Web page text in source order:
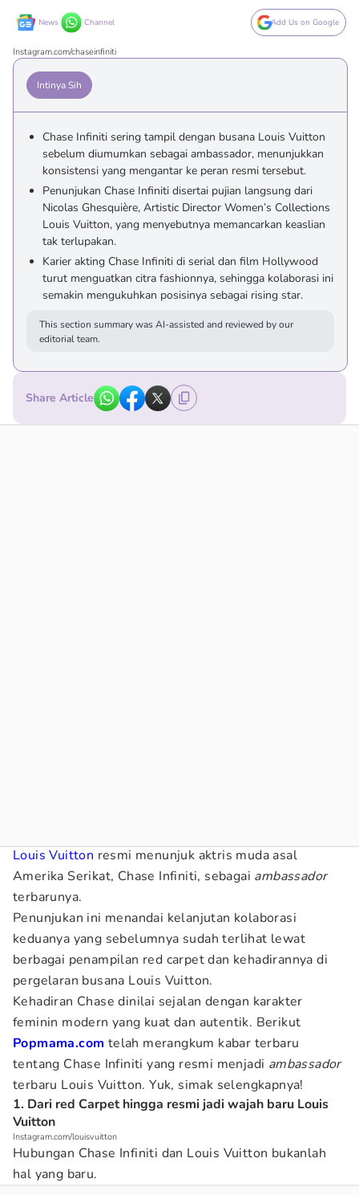
News Channel Add Us on Google
Instagram.com/chaseinfiniti
Intinya Sih
Chase Infiniti sering tampil dengan busana Louis Vuitton
sebelum diumumkan sebagai ambassador, menunjukkan
konsistensi yang mengantar ke peran resmi tersebut.
Penunjukan Chase Infiniti disertai pujian langsung dari
Nicolas Ghesquière, Artistic Director Women’s Collections
Louis Vuitton, yang menyebutnya memancarkan keaslian
tak terlupakan.
Karier akting Chase Infiniti di serial dan film Hollywood
turut menguatkan citra fashionnya, sehingga kolaborasi ini
semakin mengukuhkan posisinya sebagai rising star.
This section summary was AI-assisted and reviewed by our
editorial team.
Share Article
Louis Vuitton resmi menunjuk aktris muda asal
Amerika Serikat, Chase Infiniti, sebagai ambassador
terbarunya.
Penunjukan ini menandai kelanjutan kolaborasi
keduanya yang sebelumnya sudah terlihat lewat
berbagai penampilan red carpet dan kehadirannya di
pergelaran busana Louis Vuitton.
Kehadiran Chase dinilai sejalan dengan karakter
feminin modern yang kuat dan autentik. Berikut
Popmama.com telah merangkum kabar terbaru
tentang Chase Infiniti yang resmi menjadi ambassador
terbaru Louis Vuitton. Yuk, simak selengkapnya!
1. Dari red Carpet hingga resmi jadi wajah baru Louis
Vuitton
Instagram.com/louisvuitton
Hubungan Chase Infiniti dan Louis Vuitton bukanlah
hal yang baru.